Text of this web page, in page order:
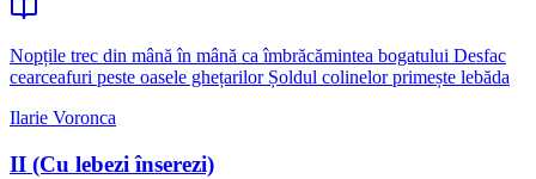
Nopțile trec din mână în mână ca îmbrăcămintea bogatului Desfac
cearceafuri peste oasele ghețarilor Șoldul colinelor primește lebăda
Ilarie Voronca
II (Cu lebezi înserezi)